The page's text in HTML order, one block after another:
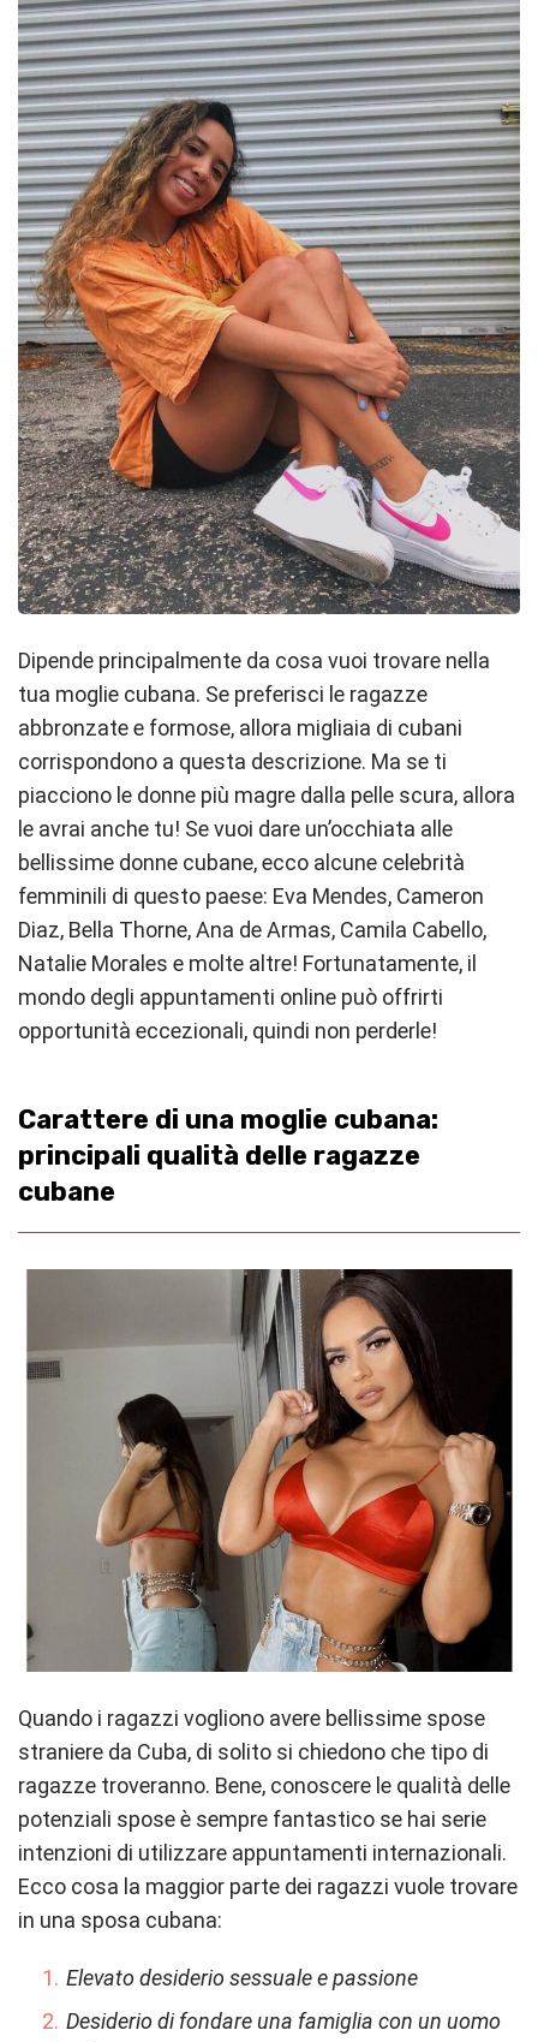
Dipende principalmente da cosa vuoi trovare nella
tua moglie cubana. Se preferisci le ragazze
abbronzate e formose, allora migliaia di cubani
corrispondono a questa descrizione. Ma se ti
piacciono le donne più magre dalla pelle scura, allora
le avrai anche tu! Se vuoi dare un’occhiata alle
bellissime donne cubane, ecco alcune celebrità
femminili di questo paese: Eva Mendes, Cameron
Diaz, Bella Thorne, Ana de Armas, Camila Cabello,
Natalie Morales e molte altre! Fortunatamente, il
mondo degli appuntamenti online può offrirti
opportunità eccezionali, quindi non perderle!
Carattere di una moglie cubana:
principali qualità delle ragazze
cubane
Quando i ragazzi vogliono avere bellissime spose
straniere da Cuba, di solito si chiedono che tipo di
ragazze troveranno. Bene, conoscere le qualità delle
potenziali spose è sempre fantastico se hai serie
intenzioni di utilizzare appuntamenti internazionali.
Ecco cosa la maggior parte dei ragazzi vuole trovare
in una sposa cubana:
Elevato desiderio sessuale e passione
Desiderio di fondare una famiglia con un uomo